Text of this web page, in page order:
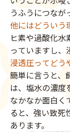
うふうにつなが
他にはどういう
ヒ素や過酸化
っていますし、
浸透圧ってどう
簡単に言うと、
は、塩水の濃度
なかなか面白く
ると、強い致死
あります。